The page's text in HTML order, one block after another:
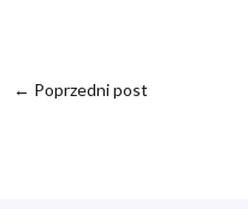
← Poprzedni post